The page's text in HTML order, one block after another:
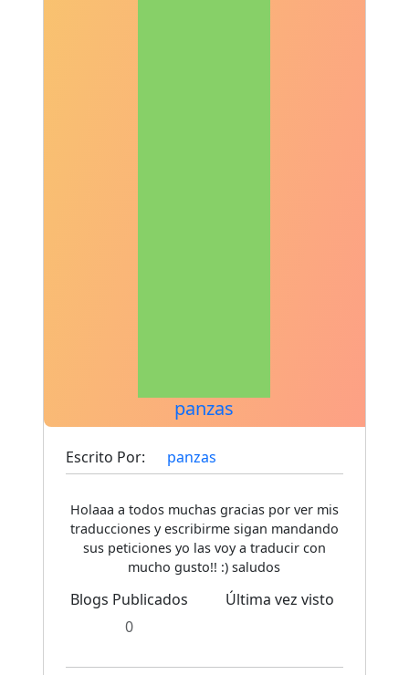
panzas
Escrito Por: panzas
Holaaa a todos muchas gracias por ver mis
traducciones y escribirme sigan mandando
sus peticiones yo las voy a traducir con
mucho gusto!! :) saludos
Blogs Publicados
0
Última vez visto